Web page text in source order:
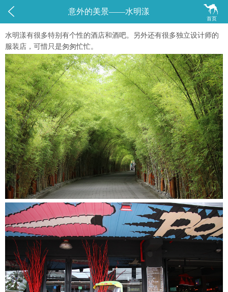
 
首页
意外的美景——水明漾
水明漾有很多特别有个性的酒店和酒吧。另外还有很多独立设计师的
服装店，可惜只是匆匆忙忙。